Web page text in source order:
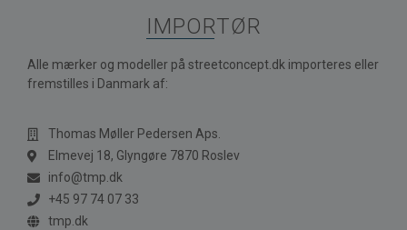
IMPORTØR
Alle mærker og modeller på streetconcept.dk importeres eller
fremstilles i Danmark af:
Thomas Møller Pedersen Aps.
Elmevej 18, Glyngøre 7870 Roslev
info@tmp.dk
+45 97 74 07 33
tmp.dk